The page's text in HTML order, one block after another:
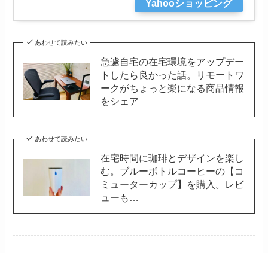
Yahooショッピング
あわせて読みたい
急遽自宅の在宅環境をアップデー
トしたら良かった話。リモートワ
ークがちょっと楽になる商品情報
をシェア
あわせて読みたい
在宅時間に珈琲とデザインを楽し
む。ブルーボトルコーヒーの【コ
ミューターカップ】を購入。レビ
ューも…